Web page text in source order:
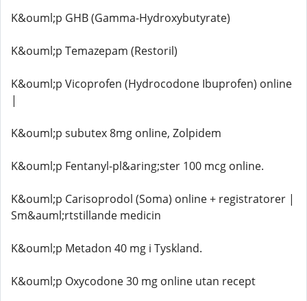
K&ouml;p GHB (Gamma-Hydroxybutyrate)
K&ouml;p Temazepam (Restoril)
K&ouml;p Vicoprofen (Hydrocodone Ibuprofen) online
|
K&ouml;p subutex 8mg online, Zolpidem
K&ouml;p Fentanyl-pl&aring;ster 100 mcg online.
K&ouml;p Carisoprodol (Soma) online + registratorer |
Sm&auml;rtstillande medicin
K&ouml;p Metadon 40 mg i Tyskland.
K&ouml;p Oxycodone 30 mg online utan recept